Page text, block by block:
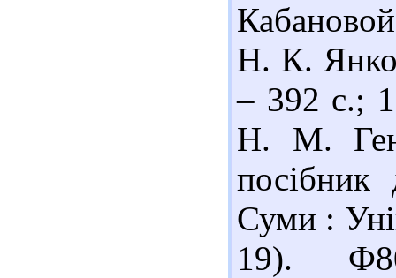
Н. К.
– 392 с.;
Н. М.
Суми :
19).